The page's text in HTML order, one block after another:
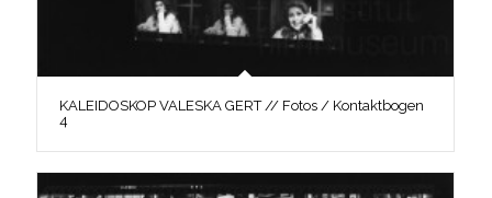
KALEIDOSKOP VALESKA GERT // Fotos / Kontaktbogen
4